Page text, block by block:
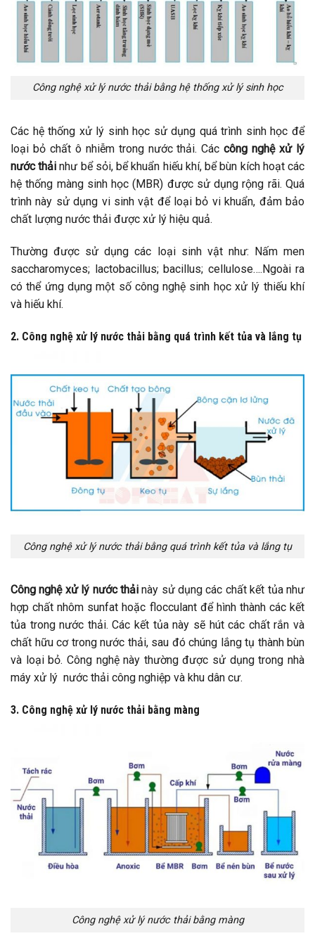
Công nghệ xử lý nước thải bằng hệ thống xử lý sinh học
Các hệ thống xử lý sinh học sử dụng quá trình sinh học để
loại bỏ chất ô nhiễm trong nước thải. Cáccông nghệ xử lý
nước thải như bể sỏi, bể khuẩn hiếu khí, bể bùn kích hoạt các
hệ thống màng sinh học (MBR) được sử dụng rộng rãi. Quá
trình này sử dụng vi sinh vật để loại bỏ vi khuẩn, đảm bảo
chất lượng nước thải được xử lý hiệu quả.
Thường được sử dụng các loại sinh vật như: Nấm men
saccharomyces; lactobacillus; bacillus; cellulose….Ngoài ra
có thể ứng dụng một số công nghệ sinh học xử lý thiếu khí
và hiếu khí.
2. Công nghệ xử lý nước thải bằng quá trình kết tủa và lắng tụ
Công nghệ xử lý nước thải bằng quá trình kết tủa và lắng tụ
Công nghệ xử lý nước thảinày sử dụng các chất kết tủa như
hợp chất nhôm sunfat hoặc flocculant để hình thành các kết
tủa trong nước thải. Các kết tủa này sẽ hút các chất rắn và
chất hữu cơ trong nước thải, sau đó chúng lắng tụ thành bùn
và loại bỏ. Công nghệ này thường được sử dụng trong nhà
máy xử lý nước thải công nghiệp và khu dân cư.
3. Công nghệ xử lý nước thải bằng màng
Công nghệ xử lý nước thải bằng màng